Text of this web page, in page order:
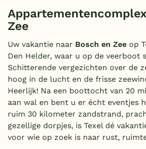
Zee
Uw vakantie naar Bosch en Zee op
Den Helder, waar u op de veerboot
Schitterende vergezichten over de
hoog in de lucht en de frisse
Heerlijk! Na een boottocht van 20
aan wal en bent u er écht eventjes
ruim 30 kilometer zandstrand,
gezellige dorpjes, is Texel dé
voor wie op zoek is naar rust,